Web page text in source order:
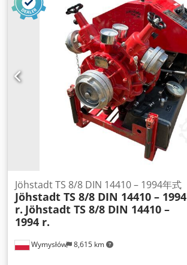
Wymysłów 8,615 km
Jöhstadt TS 8/8 DIN 14410 – 1994年式
Jöhstadt TS 8/8 DIN 14410 – 1994
r. Jöhstadt TS 8/8 DIN 14410 –
1994 r.